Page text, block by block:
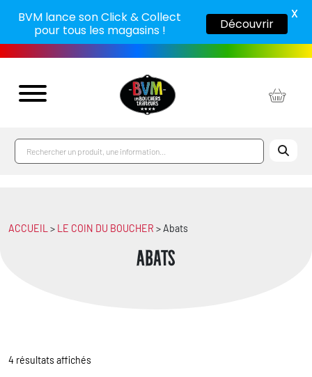
ACCUEIL > LE COIN DU BOUCHER > Abats
Abats
4 résultats affichés
BVM lance son Click & Collect
pour tous les magasins !
Découvrir
X